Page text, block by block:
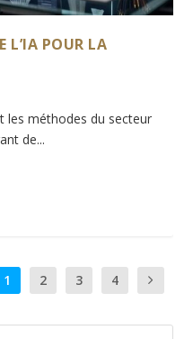
L’IA POUR LA
les méthodes du secteur
de...
1 2 3 4